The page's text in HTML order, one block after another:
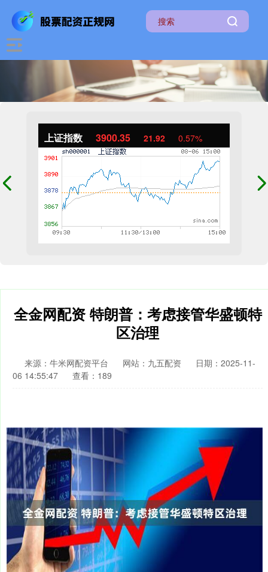
上证指数 3900.35 21.92 0.57%
全金网配资 特朗普：考虑接管华盛顿特
区治理
来源：牛米网配资平台 网站：九五配资
日期：2025-11-
06 14:55:47
查看：189